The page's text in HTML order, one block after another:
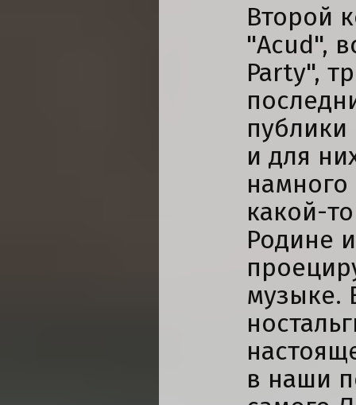
Второй
"Acud",
Party",
и для
намного
какой-
Родине
музыке.
в наши